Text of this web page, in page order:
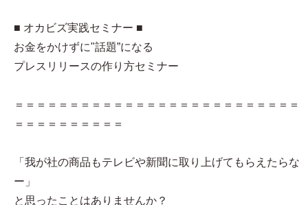
■ オカビズ実践セミナー ■
お金をかけずに"話題”になる
プレスリリースの作り方セミナー
＝＝＝＝＝＝＝＝＝＝＝＝＝＝＝＝＝＝＝＝＝＝＝＝＝＝
＝＝＝＝＝＝＝＝＝＝
「我が社の商品もテレビや新聞に取り上げてもらえたらな
ー」
と思ったことはありませんか？